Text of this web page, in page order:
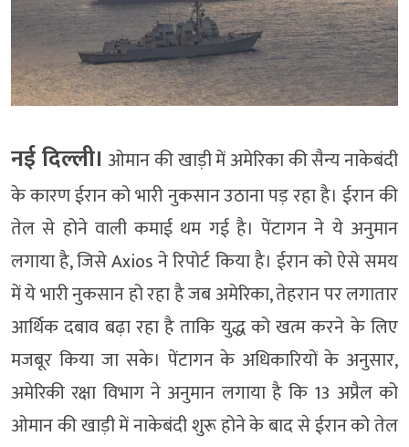
नई दिल्ली। ओमान की खाड़ी में अमेरिका की सैन्य नाकेबंदी
के कारण ईरान को भारी नुकसान उठाना पड़ रहा है। ईरान की
तेल से होने वाली कमाई थम गई है। पेंटागन ने ये अनुमान
लगाया है, जिसे Axios ने रिपोर्ट किया है। ईरान को ऐसे समय
में ये भारी नुकसान हो रहा है जब अमेरिका, तेहरान पर लगातार
आर्थिक दबाव बढ़ा रहा है ताकि युद्ध को खत्म करने के लिए
मजबूर किया जा सके। पेंटागन के अधिकारियों के अनुसार,
अमेरिकी रक्षा विभाग ने अनुमान लगाया है कि 13 अप्रैल को
ओमान की खाड़ी में नाकेबंदी शुरू होने के बाद से ईरान को तेल